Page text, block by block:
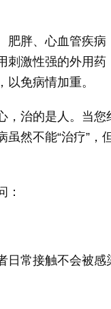
肥胖、心血管疾
刺激性强的外用
免病情加重。
，治的是人。当
然不能“治疗”
：
常接触不会被感